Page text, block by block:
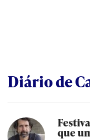
Diário de
que